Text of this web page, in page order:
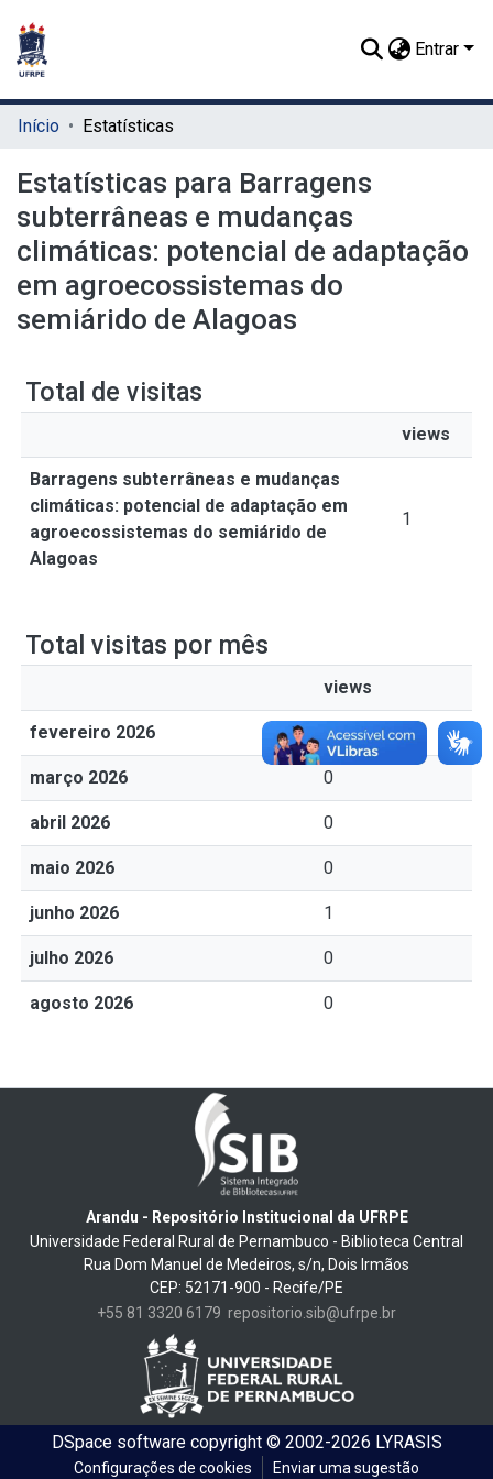
Entrar
Início Estatísticas
Estatísticas para Barragens
subterrâneas e mudanças
climáticas: potencial de adaptação
em agroecossistemas do
semiárido de Alagoas
Total de visitas
views
Barragens subterrâneas e mudanças
climáticas: potencial de adaptação em
agroecossistemas do semiárido de
Alagoas
1
Total visitas por mês
views
fevereiro 2026 0
março 2026 0
abril 2026 0
maio 2026 0
junho 2026 1
julho 2026 0
agosto 2026 0
Arandu - Repositório Institucional da UFRPE
Universidade Federal Rural de Pernambuco - Biblioteca Central
Rua Dom Manuel de Medeiros, s/n, Dois Irmãos
CEP: 52171-900 - Recife/PE
+55 81 3320 6179 repositorio.sib@ufrpe.br
DSpace softwarecopyright © 2002-2026 LYRASIS
Configurações de cookies Enviar uma sugestão